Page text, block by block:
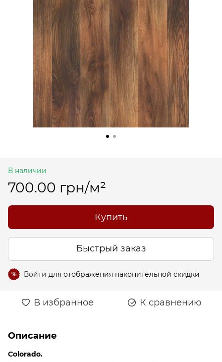
В наличии
700.00 грн/м²
Купить
Быстрый заказ
% Войти для отображения накопительной скидки
В избранное К сравнению
Описание
Colorado.